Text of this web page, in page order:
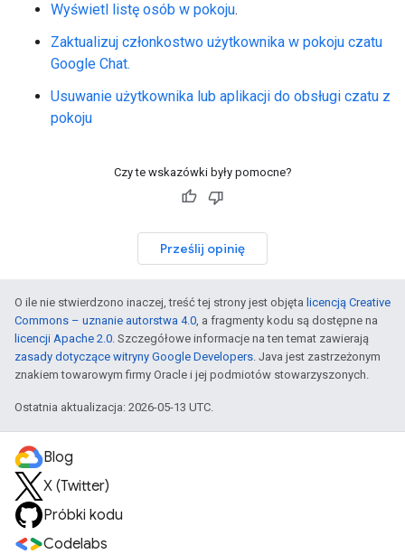
Wyświetl listę osób w pokoju.
Zaktualizuj członkostwo użytkownika w pokoju czatu
Google Chat.
Usuwanie użytkownika lub aplikacji do obsługi czatu z
pokoju
Czy te wskazówki były pomocne?
Prześlij opinię
O ile nie stwierdzono inaczej, treść tej strony jest objęta licencją Creative
Commons – uznanie autorstwa 4.0, a fragmenty kodu są dostępne na
licencji Apache 2.0. Szczegółowe informacje na ten temat zawierają
zasady dotyczące witryny Google Developers. Java jest zastrzeżonym
znakiem towarowym firmy Oracle i jej podmiotów stowarzyszonych.
Ostatnia aktualizacja: 2026-05-13 UTC.
Blog
X (Twitter)
Próbki kodu
Codelabs